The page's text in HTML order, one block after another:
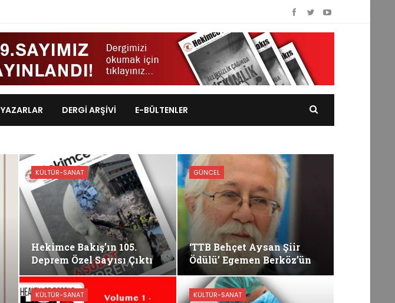
YAZARLAR DERGI ARŞIVI E-BÜLTENLER
KÜLTÜR-SANAT
Hekimce Bakış’ın 105.
Deprem Özel Sayısı Çıktı
GÜNCEL
‘TTB Behçet Aysan Şiir
Ödülü’ Egemen Berköz’ün
KÜLTÜR-SANAT KÜLTÜR-SANAT